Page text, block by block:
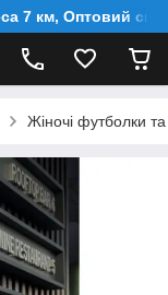
7 км, Оптовий
Жіночі футболки